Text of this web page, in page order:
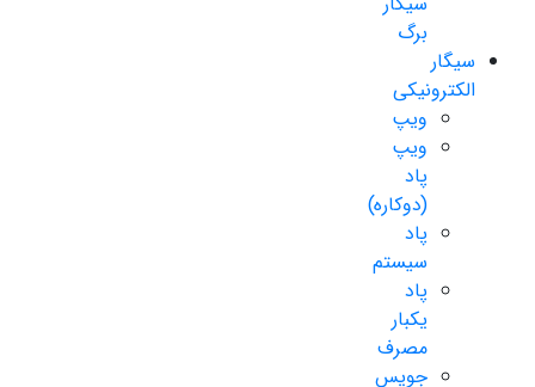
برگ
سیگار
الکترونیکی
ویپ
ویپ
پاد
(دوکاره)
پاد
سیستم
پاد
یکبار
مصرف
جویس